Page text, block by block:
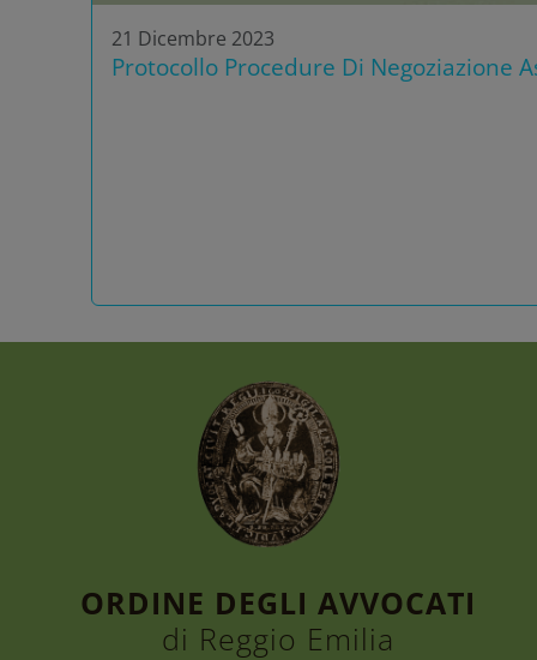
21 Dicembre 2023
Protocollo Procedure Di Negoziazione
ORDINE DEGLI AVVOCATI
di Reggio Emilia